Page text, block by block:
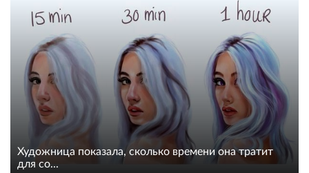
Художница показала, сколько времени она тратит
для со...